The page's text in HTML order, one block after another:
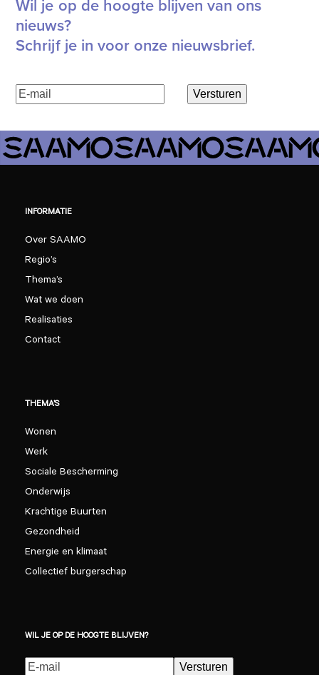
Wil je op de hoogte blijven van ons
nieuws?
Schrijf je in voor onze nieuwsbrief.
E-
mailadres(Vereist)
Versturen
INFORMATIE
Over SAAMO
Regio’s
Thema’s
Wat we doen
Realisaties
Contact
THEMA’S
Wonen
Werk
Sociale Bescherming
Onderwijs
Krachtige Buurten
Gezondheid
Energie en klimaat
Collectief burgerschap
WIL JE OP DE HOOGTE BLIJVEN?
E- Versturen